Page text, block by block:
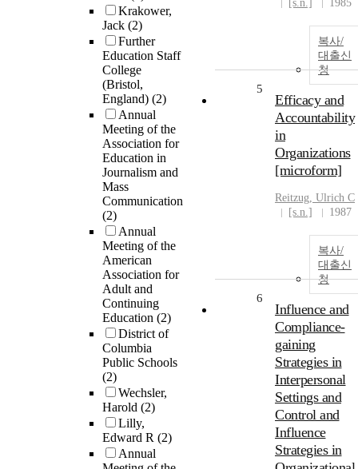
Krakower,
Jack (2)
Further
Education Staff
College
(Bristol,
England) (2)
Annual
Meeting of the
Association for
Education in
Journalism and
Mass
Communication
(2)
Annual
Meeting of the
American
Association for
Adult and
Continuing
Education (2)
District of
Columbia
Public Schools
(2)
Wechsler,
Harold (2)
Lilly,
Edward R (2)
Annual
[s.n.] 1985
복사/
대출신
청
5
Efficacy and
Accountability
in
Organizations
[microform]
Reitzug, Ulrich C
[s.n.]
1987
복사/
대출신
청
6
Influence and
Compliance-
gaining
Strategies in
Interpersonal
Settings and
Control and
Influence
Strategies in